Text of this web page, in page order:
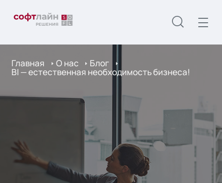
Главная О нас Блог
BI — естественная необходимость бизнеса!